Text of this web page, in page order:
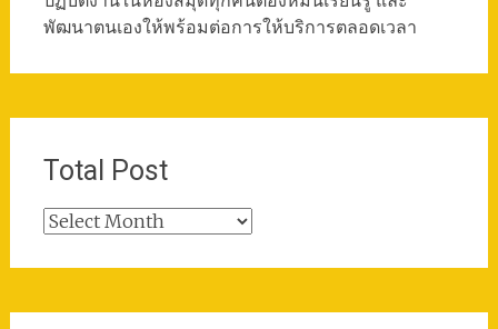
พัฒนาตนเองให้พร้อมต่อการให้บริการตลอดเวลา
Total Post
Total